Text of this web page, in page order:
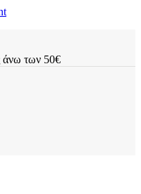
άνω των 50€